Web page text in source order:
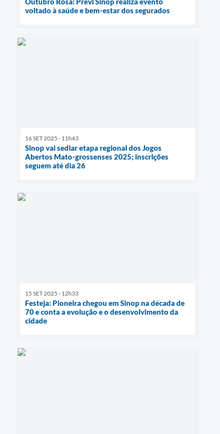
voltado à saúde e bem-estar dos segurados
16 SET 2025 - 11h43
Sinop vai sediar etapa regional dos Jogos
Abertos Mato-grossenses 2025; inscrições
seguem até dia 26
15 SET 2025 - 12h33
Festeja: Pioneira chegou em Sinop na década de
70 e conta a evolução e o desenvolvimento da
cidade